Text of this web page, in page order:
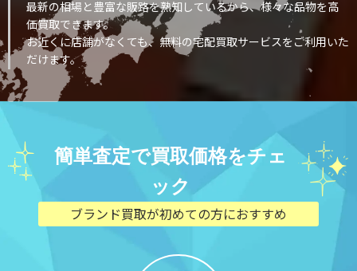
最新の相場と豊富な販路を熟知しているから、様々な品物を高
価買取できます。
お近くに店舗がなくても、無料の宅配買取サービスをご利用いた
だけます。
簡単査定で買取価格をチェ
ック
ブランド買取が初めての方におすすめ